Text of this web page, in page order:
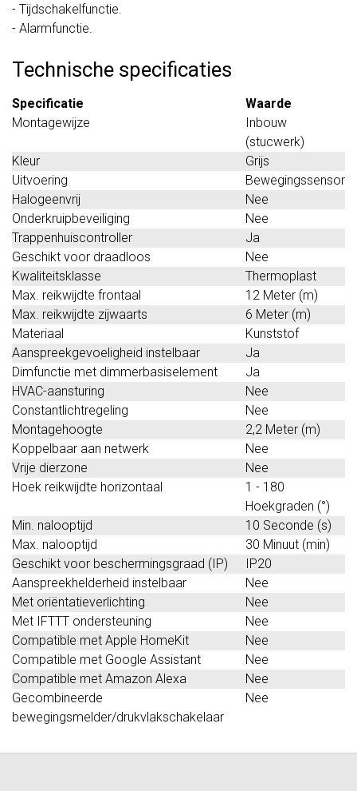
- Tijdschakelfunctie.
- Alarmfunctie.
Technische specificaties
Specificatie
Waarde
Montagewijze
Inbouw
(stucwerk)
Kleur
Grijs
Uitvoering
Bewegingssensor
Halogeenvrij
Nee
Onderkruipbeveiliging
Nee
Trappenhuiscontroller
Ja
Geschikt voor draadloos
Nee
Kwaliteitsklasse
Thermoplast
Max. reikwijdte frontaal
12 Meter (m)
Max. reikwijdte zijwaarts
6 Meter (m)
Materiaal
Kunststof
Aanspreekgevoeligheid instelbaar
Ja
Dimfunctie met dimmerbasiselement
Ja
HVAC-aansturing
Nee
Constantlichtregeling
Nee
Montagehoogte
2,2 Meter (m)
Koppelbaar aan netwerk
Nee
Vrije dierzone
Nee
Hoek reikwijdte horizontaal
1 - 180
Hoekgraden (°)
Min. nalooptijd
10 Seconde (s)
Max. nalooptijd
30 Minuut (min)
Geschikt voor beschermingsgraad (IP)
IP20
Aanspreekhelderheid instelbaar
Nee
Met oriëntatieverlichting
Nee
Met IFTTT ondersteuning
Nee
Compatible met Apple HomeKit
Nee
Compatible met Google Assistant
Nee
Compatible met Amazon Alexa
Nee
Gecombineerde
bewegingsmelder/drukvlakschakelaar
Nee